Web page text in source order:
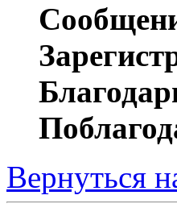
Вернуться